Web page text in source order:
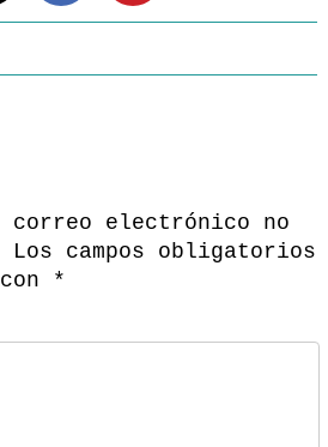
correo electrónico no
Los campos obligatorios
*